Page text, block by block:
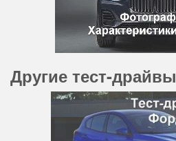
Другие тест-драйвы